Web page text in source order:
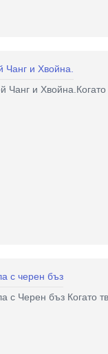
и Хвойна.
и Хвойна.Когато
с черен бъз
Черен бъз Когато